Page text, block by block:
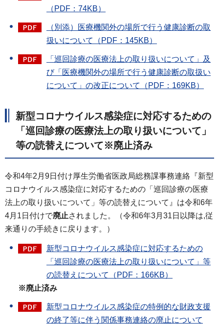
（PDF：74KB）
（別添）医療機関外の場所で行う健康診断の取
扱いについて（PDF：145KB）
「巡回診療の医療法上の取り扱いについて」及
び「医療機関外の場所で行う健康診断の取扱い
について」の改正について（PDF：169KB）
新型コロナウイルス感染症に対応するための
「巡回診療の医療法上の取り扱いについて」
等の読替えについて※廃止済み
令和4年2月9日付け厚生労働省医政局総務課事務連絡『新型
コロナウイルス感染症に対応するための「巡回診療の医療
法上の取り扱いについて」等の読替えについて』は令和6年
4月1日付けで廃止されました。（令和6年3月31日以降は,従
来通りの手続きに戻ります。）
新型コロナウイルス感染症に対応するための
「巡回診療の医療法上の取り扱いについて」等
の読替えについて（PDF：166KB）
※廃止済み
新型コロナウイルス感染症の特例的な財政支援
の終了等に伴う関係事務連絡の廃止について